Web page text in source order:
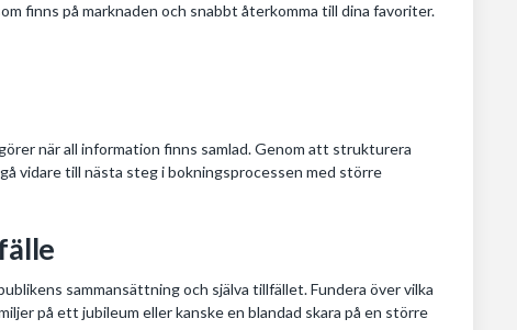
finns på marknaden och snabbt återkomma till dina favoriter.
när all information finns samlad. Genom att strukturera
vidare till nästa steg i bokningsprocessen med större
sammansättning och själva tillfället. Fundera över vilka
på ett jubileum eller kanske en blandad skara på en större